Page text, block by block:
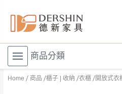
商品分類
Home 商品 櫃子 | 收納 衣櫃 開放式衣